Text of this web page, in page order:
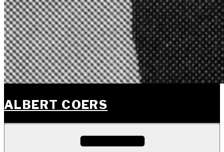
ALBERT COERS